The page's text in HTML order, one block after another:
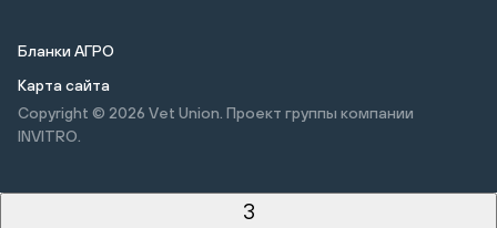
Бланки АГРО
Карта сайта
Copyright © 2026 Vet Union. Проект группы компании
INVITRO.
3